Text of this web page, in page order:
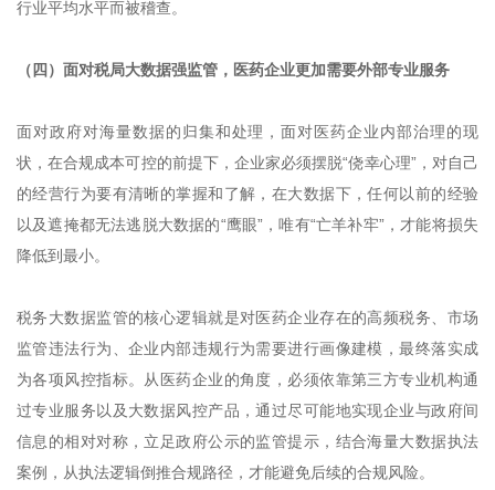
行业平均水平而被稽查。
（四）面对税局大数据强监管，医药企业更加需要外部专业服务
面对政府对海量数据的归集和处理，面对医药企业内部治理的现
状，在合规成本可控的前提下，企业家必须摆脱“侥幸心理”，对自己
的经营行为要有清晰的掌握和了解，在大数据下，任何以前的经验
以及遮掩都无法逃脱大数据的“鹰眼”，唯有“亡羊补牢”，才能将损失
降低到最小。
税务大数据监管的核心逻辑就是对医药企业存在的高频税务、市场
监管违法行为、企业内部违规行为需要进行画像建模，最终落实成
为各项风控指标。从医药企业的角度，必须依靠第三方专业机构通
过专业服务以及大数据风控产品，通过尽可能地实现企业与政府间
信息的相对对称，立足政府公示的监管提示，结合海量大数据执法
案例，从执法逻辑倒推合规路径，才能避免后续的合规风险。